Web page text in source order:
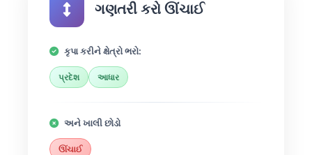
ગણતરી કરો ઊંચાઈ
કૃપા કરીને ક્ષેત્રો ભરો:
પ્રદેશ આધાર
અને ખાલી છોડો
ઊંચાઈ